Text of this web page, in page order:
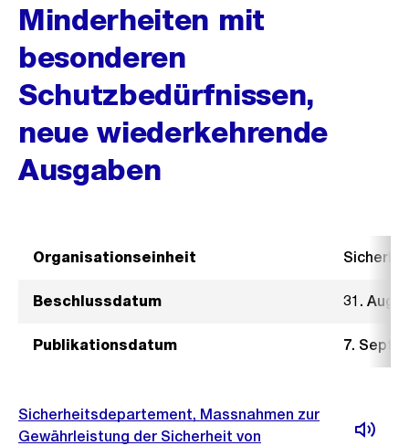
Minderheiten mit
besonderen
Schutzbedürfnissen,
neue wiederkehrende
Ausgaben
Organisationseinheit
Beschlussdatum 31.
Publikationsdatum 7.
Sicherheitsdepartement, Massnahmen zur
Gewährleistung der Sicherheit von